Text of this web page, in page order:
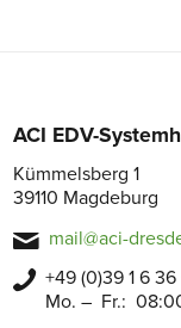
ACI EDV-
Kümmelsberg 1
39110 Magdeburg
mail@aci-
+49 (0)39 1 6 36
Mo. – Fr.: